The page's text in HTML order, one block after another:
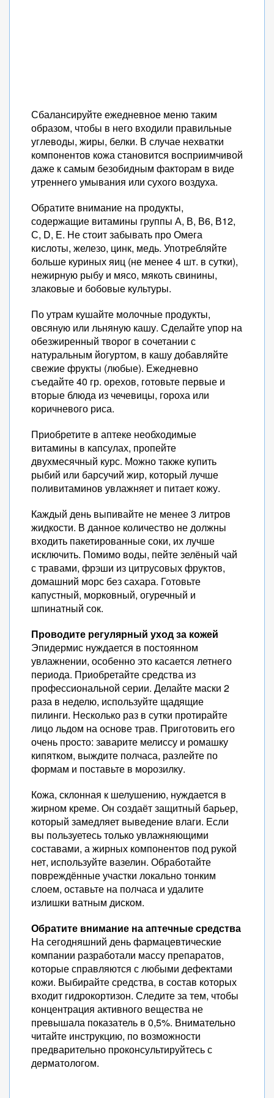
Сбалансируйте ежедневное меню таким
образом, чтобы в него входили правильные
углеводы, жиры, белки. В случае нехватки
компонентов кожа становится восприимчивой
даже к самым безобидным факторам в виде
утреннего умывания или сухого воздуха.
Обратите внимание на продукты,
содержащие витамины группы А, В, В6, В12,
С, D, Е. Не стоит забывать про Омега
кислоты, железо, цинк, медь. Употребляйте
больше куриных яиц (не менее 4 шт. в сутки),
нежирную рыбу и мясо, мякоть свинины,
злаковые и бобовые культуры.
По утрам кушайте молочные продукты,
овсяную или льняную кашу. Сделайте упор на
обезжиренный творог в сочетании с
натуральным йогуртом, в кашу добавляйте
свежие фрукты (любые). Ежедневно
съедайте 40 гр. орехов, готовьте первые и
вторые блюда из чечевицы, гороха или
коричневого риса.
Приобретите в аптеке необходимые
витамины в капсулах, пропейте
двухмесячный курс. Можно также купить
рыбий или барсучий жир, который лучше
поливитаминов увлажняет и питает кожу.
Каждый день выпивайте не менее 3 литров
жидкости. В данное количество не должны
входить пакетированные соки, их лучше
исключить. Помимо воды, пейте зелёный чай
с травами, фрэши из цитрусовых фруктов,
домашний морс без сахара. Готовьте
капустный, морковный, огуречный и
шпинатный сок.
Проводите регулярный уход за кожей
Эпидермис нуждается в постоянном
увлажнении, особенно это касается летнего
периода. Приобретайте средства из
профессиональной серии. Делайте маски 2
раза в неделю, используйте щадящие
пилинги. Несколько раз в сутки протирайте
лицо льдом на основе трав. Приготовить его
очень просто: заварите мелиссу и ромашку
кипятком, выждите полчаса, разлейте по
формам и поставьте в морозилку.
Кожа, склонная к шелушению, нуждается в
жирном креме. Он создаёт защитный барьер,
который замедляет выведение влаги. Если
вы пользуетесь только увлажняющими
составами, а жирных компонентов под рукой
нет, используйте вазелин. Обработайте
повреждённые участки локально тонким
слоем, оставьте на полчаса и удалите
излишки ватным диском.
Обратите внимание на аптечные средства
На сегодняшний день фармацевтические
компании разработали массу препаратов,
которые справляются с любыми дефектами
кожи. Выбирайте средства, в состав которых
входит гидрокортизон. Следите за тем, чтобы
концентрация активного вещества не
превышала показатель в 0,5%. Внимательно
читайте инструкцию, по возможности
предварительно проконсультируйтесь с
дерматологом.